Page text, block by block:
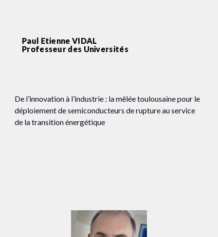
Paul Etienne VIDAL
Professeur des Universités
De l’innovation à l’industrie : la mêlée toulousaine pour le
déploiement de semiconducteurs de rupture au service
de la transition énergétique